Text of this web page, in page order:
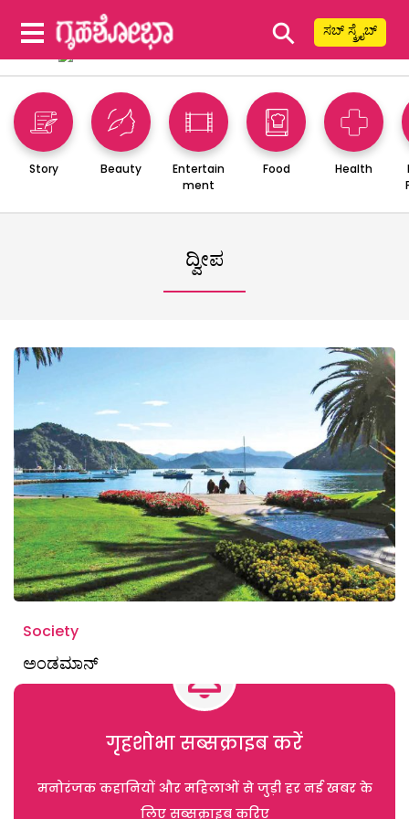
⚲ ಸಬ್ ಸ್ಕ್ರೈಬ್
Story Beauty
Entertain
ment
Food Health
ದ್ವೀಪ
Society
ಅಂಡಮಾನ್
गृहशोभा सब्सक्राइब करें
मनोरंजक कहानियों और महिलाओं से जुड़ी हर नई खबर के
लिए सब्सक्राइब करिए